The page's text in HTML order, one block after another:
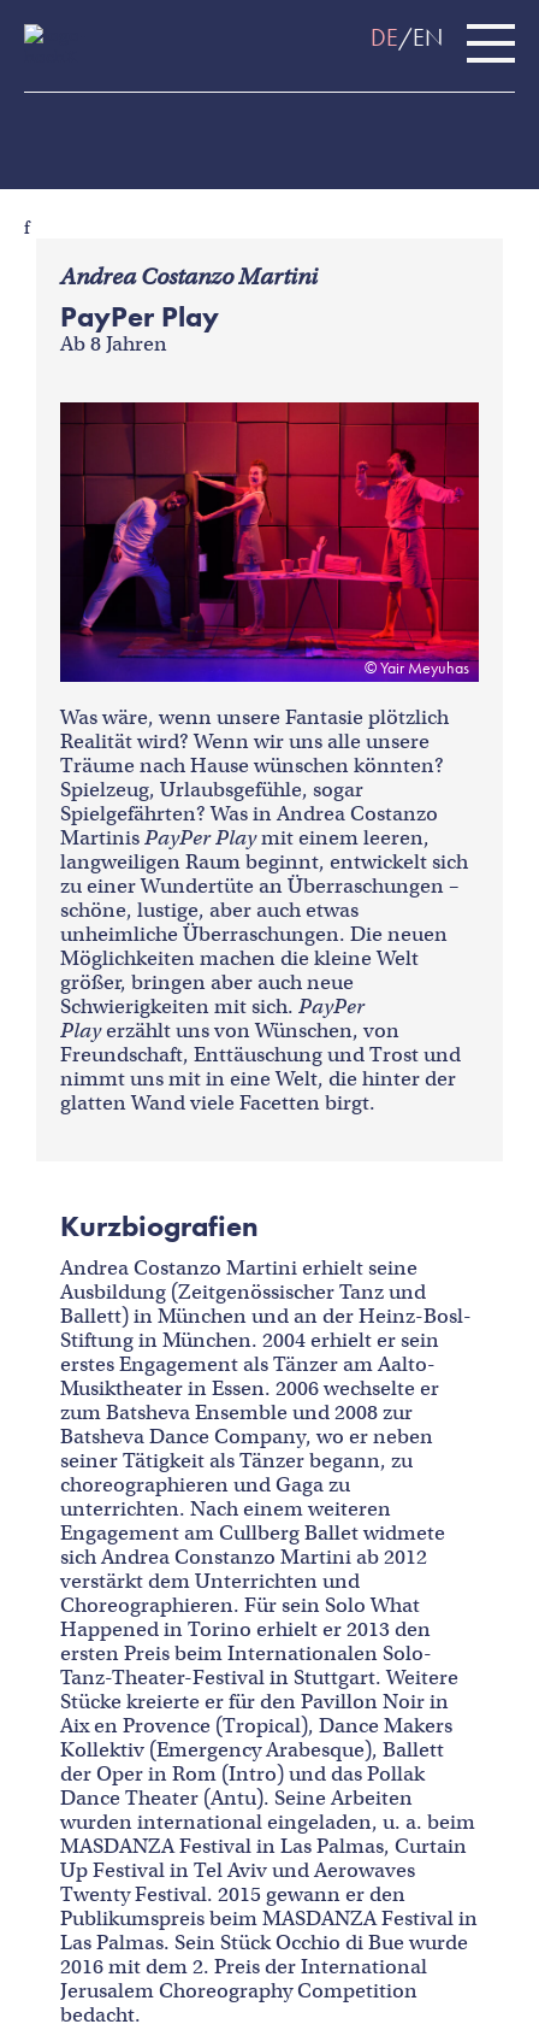
DE EN
f
Andrea Costanzo Martini
PayPer Play
Ab 8 Jahren
Yair Meyuhas
Was wäre, wenn unsere Fantasie plötzlich
Realität wird? Wenn wir uns alle unsere
Träume nach Hause wünschen könnten?
Spielzeug, Urlaubsgefühle, sogar
Spielgefährten? Was in Andrea Costanzo
MartinisPayPer Playmit einem leeren,
langweiligen Raum beginnt, entwickelt sich
zu einer Wundertüte an Überraschungen –
schöne, lustige, aber auch etwas
unheimliche Überraschungen. Die neuen
Möglichkeiten machen die kleine Welt
größer, bringen aber auch neue
Schwierigkeiten mit sich. PayPer
Playerzählt uns von Wünschen, von
Freundschaft, Enttäuschung und Trost und
nimmt uns mit in eine Welt, die hinter der
glatten Wand viele Facetten birgt.
Kurzbiografien
Andrea Costanzo Martini erhielt seine
Ausbildung (Zeitgenössischer Tanz und
Ballett) in München und an der Heinz-Bosl-
Stiftung in München. 2004 erhielt er sein
erstes Engagement als Tänzer am Aalto-
Musiktheater in Essen. 2006 wechselte er
zum Batsheva Ensemble und 2008 zur
Batsheva Dance Company, wo er neben
seiner Tätigkeit als Tänzer begann, zu
choreographieren und Gaga zu
unterrichten. Nach einem weiteren
Engagement am Cullberg Ballet widmete
sich Andrea Constanzo Martini ab 2012
verstärkt dem Unterrichten und
Choreographieren. Für sein Solo What
Happened in Torino erhielt er 2013 den
ersten Preis beim Internationalen Solo-
Tanz-Theater-Festival in Stuttgart. Weitere
Stücke kreierte er für den Pavillon Noir in
Aix en Provence (Tropical), Dance Makers
Kollektiv (Emergency Arabesque), Ballett
der Oper in Rom (Intro) und das Pollak
Dance Theater (Antu). Seine Arbeiten
wurden international eingeladen, u. a. beim
MASDANZA Festival in Las Palmas, Curtain
Up Festival in Tel Aviv und Aerowaves
Twenty Festival. 2015 gewann er den
Publikumspreis beim MASDANZA Festival in
Las Palmas. Sein Stück Occhio di Bue wurde
2016 mit dem 2. Preis der International
Jerusalem Choreography Competition
bedacht.